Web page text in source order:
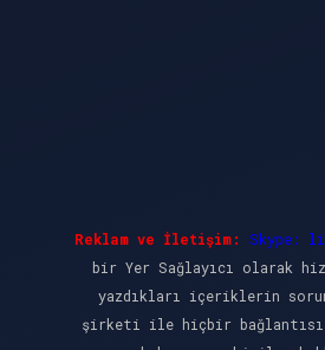
Reklam ve İletişim: Skype:
bir Yer Sağlayıcı olarak
yazdıkları içeriklerin
şirketi ile hiçbir bağlantısı